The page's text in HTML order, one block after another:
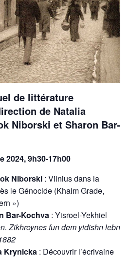
de littérature
de Natalia
Niborski et Sharon Bar-
2024, 9h30-17h00
Niborski : Vilnius dans la
le Génocide (Khaim Grade,
»)
Bar-Kochva : Yisroel-Yekhiel
Zikhroynes fun dem yidishn lebn
Krynicka : Découvrir l’écrivaine